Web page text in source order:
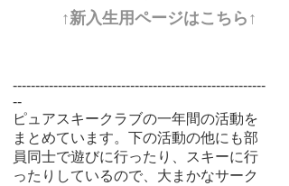
↑新入生用ページはこちら↑
--------------------------------------------------------
--
​ピュアスキークラブの一年間の活動を
まとめています。下の活動の他にも部
員同士で遊びに行ったり、スキーに行
ったりしているので、大まかなサーク